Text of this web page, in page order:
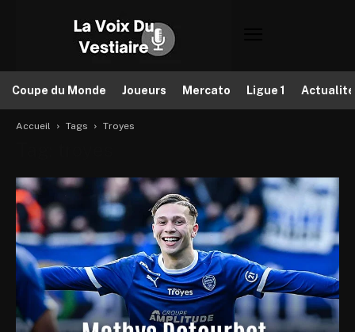
Coupe du Monde Joueurs Mercato Ligue 1
Accueil Tags Troyes